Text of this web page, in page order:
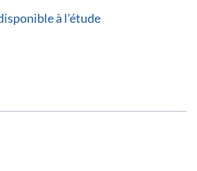
à l'étude